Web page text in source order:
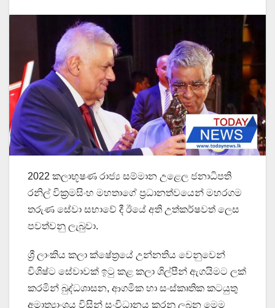
2022 කලාභූෂණ රාජ්‍ය සම්මාන උළෙල ජනාධිපති
රනිල් වික්‍රමසිංහ මහතාගේ ප්‍රධානත්වයෙන් මහරගම
තරුණ සේවා සභාවේ දී ඊයේ අති උත්කර්ෂවත් ලෙස
පවත්වනු ලැබුවා.
ශ්‍රී ලාංකිය කලා ක්ෂේත්‍රයේ උන්නතිය වෙනුවෙන්
විශිෂ්ට සේවාවක් ඉටු කළ කලා ශිල්පීන් ඇගයිමට ලක්
කරමින් බුද්ධශාසන, ආගමික හා සංස්කෘතික කටයුතු
අමාත්‍යාංශය විසින් සංවිධානය කරනු ලබන මෙම